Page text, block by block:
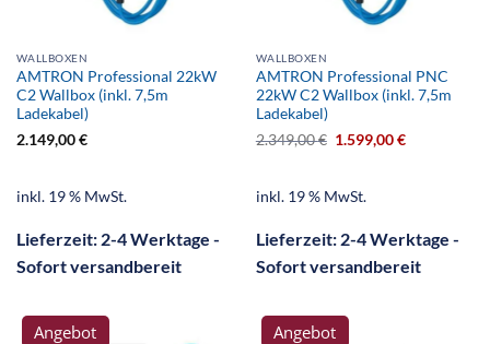
WALLBOXEN
AMTRON Professional 22kW
C2 Wallbox (inkl. 7,5m
Ladekabel)
2.149,00€
inkl. 19 % MwSt.
Lieferzeit: 2-4 Werktage -
Sofort versandbereit
WALLBOXEN
AMTRON Professional PNC
22kW C2 Wallbox (inkl. 7,5m
Ladekabel)
2.349,00€ 1.599,00€
inkl. 19 % MwSt.
Lieferzeit: 2-4 Werktage -
Sofort versandbereit
Angebot Angebot